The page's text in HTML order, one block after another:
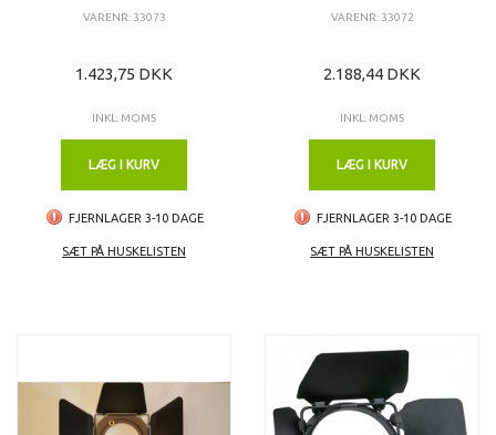
VARENR: 33073
1.423,75 DKK
INKL. MOMS
LÆG I KURV
FJERNLAGER 3-10 DAGE
SÆT PÅ HUSKELISTEN
VARENR: 33072
2.188,44 DKK
INKL. MOMS
LÆG I KURV
FJERNLAGER 3-10 DAGE
SÆT PÅ HUSKELISTEN